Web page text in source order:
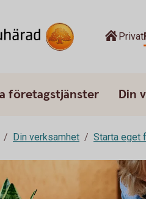
Privat
företagstjänster Din
Din verksamhet Starta eget